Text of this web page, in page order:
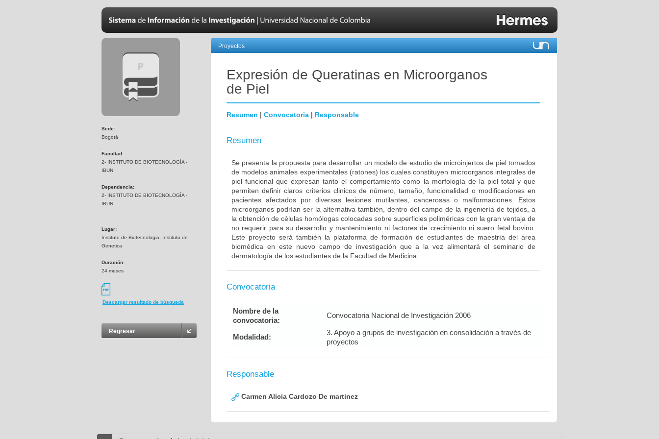
Sede:
Bogotá
Facultad:
2- INSTITUTO DE BIOTECNOLOGÍA -
IBUN
Dependencia:
2- INSTITUTO DE BIOTECNOLOGÍA -
IBUN
Lugar:
Instituto de Biotecnologia, Instituto de
Genetica
Duración:
24 meses
Descargar resultado de búsqueda
Regresar
Proyectos
Expresión de Queratinas en Microorganos
de Piel
Resumen | Convocatoria | Responsable
Resumen
Se presenta la propuesta para desarrollar un modelo de estudio de microinjertos de piel tomados
de modelos animales experimentales (ratones) los cuales constituyen microorganos integrales de
piel funcional que expresan tanto el comportamiento como la morfología de la piel total y que
permiten definir claros criterios clinicos de número, tamaño, funcionalidad o modificaciones en
pacientes afectados por diversas lesiones mutilantes, cancerosas o malformaciones. Estos
microorganos podrían ser la alternativa también, dentro del campo de la ingeniería de tejidos, a
la obtención de células homólogas colocadas sobre superficies poliméricas con la gran ventaja de
no requerir para su desarrollo y mantenimiento ni factores de crecimiento ni suero fetal bovino.
Este proyecto será también la plataforma de formación de estudiantes de maestría del área
biomédica en este nuevo campo de investigación que a la vez alimentará el seminario de
dermatología de los estudiantes de la Facultad de Medicina.
Convocatoria
Nombre de la
convocatoria:
Convocatoria Nacional de Investigación 2006
Modalidad:
3. Apoyo a grupos de investigación en consolidación a través de
proyectos
Responsable
Carmen Alicia Cardozo De martinez